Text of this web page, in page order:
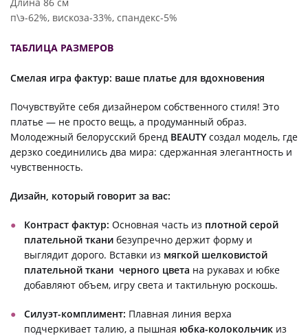
п\э-62%, вискоза-33%, спандекс-5%
ТАБЛИЦА РАЗМЕРОВ
Смелая игра фактур: ваше платье для вдохновения
Почувствуйте себя дизайнером собственного стиля! Это
платье — не просто вещь, а продуманный образ.
Молодежный белорусский бренд BEAUTY создал модель, где
дерзко соединились два мира: сдержанная элегантность и
чувственность.
Дизайн, который говорит за вас:
Контраст фактур: Основная часть из плотной серой
плательной ткани безупречно держит форму и
выглядит дорого. Вставки из мягкой шелковистой
плательной ткани черного цвета на рукавах и юбке
добавляют объем, игру света и тактильную роскошь.
Силуэт-комплимент: Плавная линия верха
подчеркивает талию, а пышная юбка-колокольчик из